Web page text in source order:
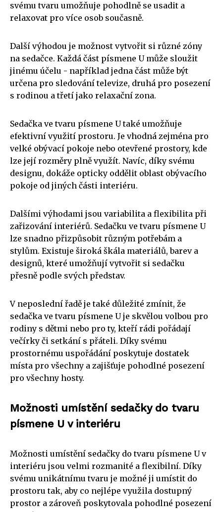
svému tvaru umožňuje pohodlně se usadit a
relaxovat pro více osob současně.
Další výhodou je možnost vytvořit si různé zóny
na sedačce. Každá část písmene U může sloužit
jinému účelu - například jedna část může být
určena pro sledování televize, druhá pro posezení
s rodinou a třetí jako relaxační zona.
Sedačka ve tvaru písmene U také umožňuje
efektivní využití prostoru. Je vhodná zejména pro
velké obývací pokoje nebo otevřené prostory, kde
lze její rozměry plně využít. Navíc, díky svému
designu, dokáže opticky oddělit oblast obývacího
pokoje od jiných části interiéru.
Dalšími výhodami jsou variabilita a flexibilita při
zařizování interiérů. Sedačku ve tvaru písmene U
lze snadno přizpůsobit různým potřebám a
stylům. Existuje široká škála materiálů, barev a
designů, které umožňují vytvořit si sedačku
přesně podle svých představ.
V neposlední řadě je také důležité zmínit, že
sedačka ve tvaru písmene U je skvělou volbou pro
rodiny s dětmi nebo pro ty, kteří rádi pořádají
večírky či setkání s přáteli. Díky svému
prostornému uspořádání poskytuje dostatek
místa pro všechny a zajišťuje pohodlné posezení
pro všechny hosty.
Možnosti umístění sedačky do tvaru
písmene U v interiéru
Možnosti umístění sedačky do tvaru písmene U v
interiéru jsou velmi rozmanité a flexibilní. Díky
svému unikátnímu tvaru je možné ji umístit do
prostoru tak, aby co nejlépe využila dostupný
prostor a zároveň poskytovala pohodlné posezení